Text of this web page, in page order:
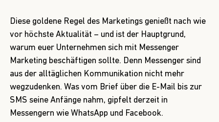
Diese goldene Regel des Marketings genießt nach wie
vor höchste Aktualität – und ist der Hauptgrund,
warum euer Unternehmen sich mit Messenger
Marketing beschäftigen sollte. Denn Messenger sind
aus der alltäglichen Kommunikation nicht mehr
wegzudenken. Was vom Brief über die E-Mail bis zur
SMS seine Anfänge nahm, gipfelt derzeit in
Messengern wie WhatsApp und Facebook.